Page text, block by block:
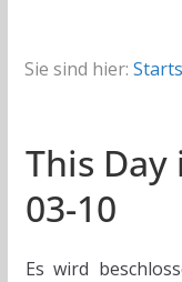
Sie sind hier:
This
03-10
Es wird